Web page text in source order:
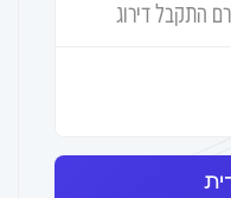
התקבל דירוג